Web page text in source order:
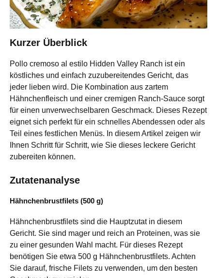
Kurzer Überblick
Pollo cremoso al estilo Hidden Valley Ranch ist ein
köstliches und einfach zuzubereitendes Gericht, das
jeder lieben wird. Die Kombination aus zartem
Hähnchenfleisch und einer cremigen Ranch-Sauce sorgt
für einen unverwechselbaren Geschmack. Dieses Rezept
eignet sich perfekt für ein schnelles Abendessen oder als
Teil eines festlichen Menüs. In diesem Artikel zeigen wir
Ihnen Schritt für Schritt, wie Sie dieses leckere Gericht
zubereiten können.
Zutatenanalyse
Hähnchenbrustfilets (500 g)
Hähnchenbrustfilets sind die Hauptzutat in diesem
Gericht. Sie sind mager und reich an Proteinen, was sie
zu einer gesunden Wahl macht. Für dieses Rezept
benötigen Sie etwa 500 g Hähnchenbrustfilets. Achten
Sie darauf, frische Filets zu verwenden, um den besten